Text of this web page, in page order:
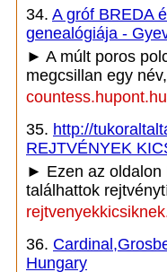
34. A gróf BREDA
genealógiája -
► A múlt poros
megcsillan egy
countess.hupont.hu
35. http://
REJTVÉNYEK
► Ezen az oldalon
találhattok
36.
Hungary